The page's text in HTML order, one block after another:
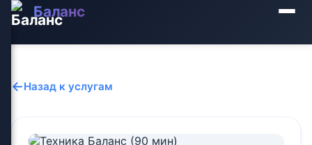
Баланс
←Назад к услугам